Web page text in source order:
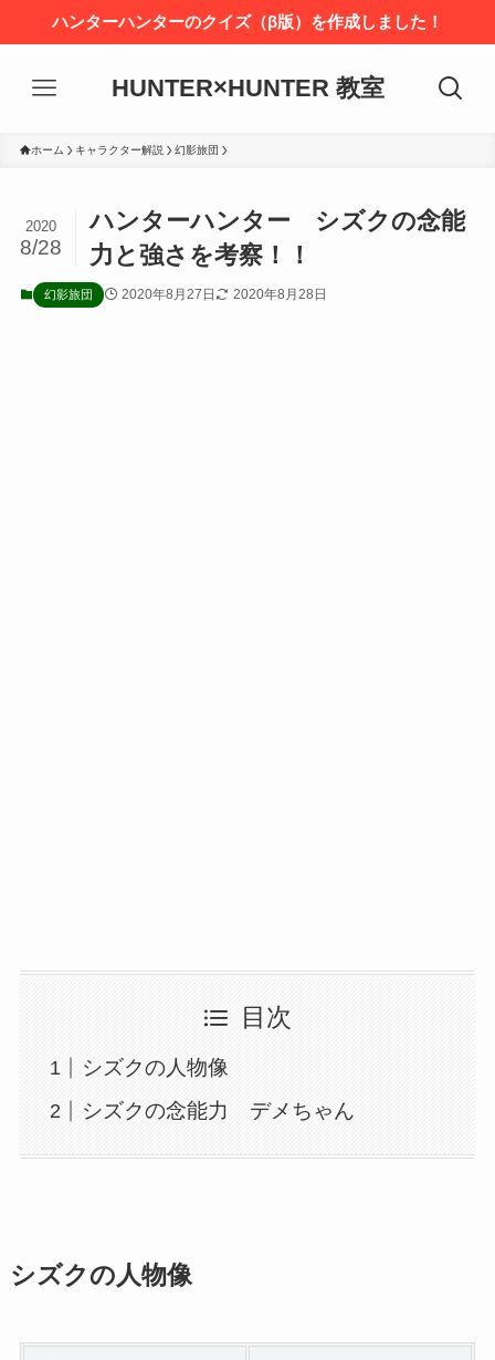
ハンターハンターのクイズ（β版）を作成しました！
HUNTER×HUNTER 教室
ホーム キャラクター解説 幻影旅団
ハンターハンター シズクの念能
力と強さを考察！！
2020
8/28
幻影旅団 2020年8月27日 2020年8月28日
目次
シズクの人物像
シズクの念能力 デメちゃん
シズクの人物像